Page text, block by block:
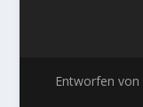
Entworfen von